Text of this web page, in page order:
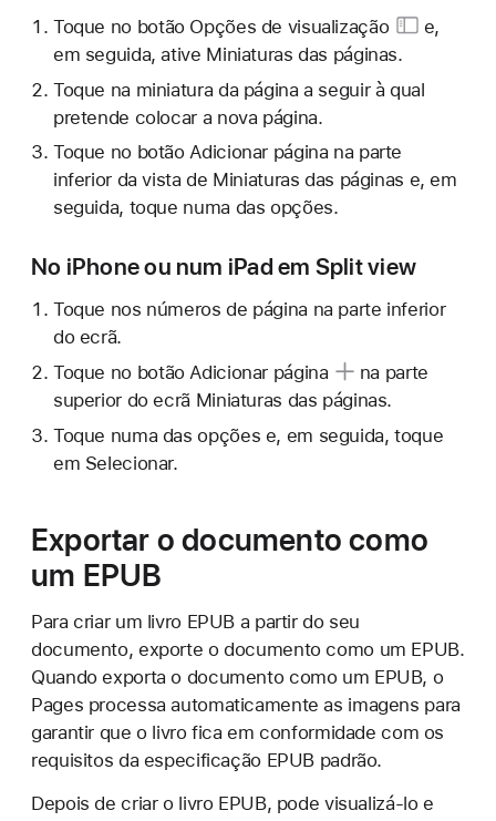
Toque no botão Opções de visualização
e,
em seguida, ative Miniaturas das páginas.
Toque na miniatura da página a seguir à qual
pretende colocar a nova página.
Toque no botão Adicionar página na parte
inferior da vista de Miniaturas das páginas e, em
seguida, toque numa das opções.
No iPhone ou num iPad em Split view
Toque nos números de página na parte inferior
do ecrã.
Toque no botão Adicionar página
na parte
superior do ecrã Miniaturas das páginas.
Toque numa das opções e, em seguida, toque
em Selecionar.
Exportar o documento como
um EPUB
Para criar um livro EPUB a partir do seu
documento, exporte o documento como um EPUB.
Quando exporta o documento como um EPUB, o
Pages processa automaticamente as imagens para
garantir que o livro fica em conformidade com os
requisitos da especificação EPUB padrão.
Depois de criar o livro EPUB, pode visualizá-lo e